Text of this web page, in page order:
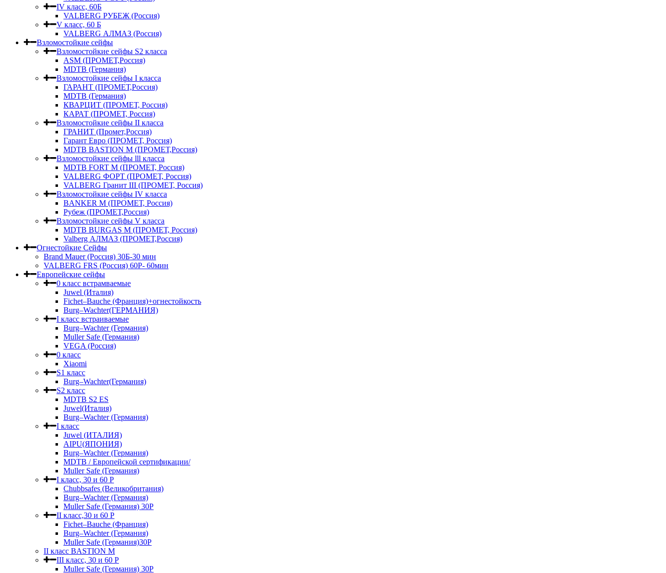
IV класс, 60Б
VALBERG РУБЕЖ (Россия)
V класс, 60 Б
VALBERG АЛМАЗ (Россия)
Взломостойкие сейфы
Взломостойкие сейфы S2 класса
ASM (ПРОМЕТ,Россия)
MDTB (Германия)
Взломостойкие сейфы I класса
ГАРАНТ (ПРОМЕТ,Россия)
MDTB (Германия)
КВАРЦИТ (ПРОМЕТ, Россия)
КАРАТ (ПРОМЕТ, Россия)
Взломостойкие сейфы II класса
ГРАНИТ (Промет,Россия)
Гарант Евро (ПРОМЕТ, Россия)
MDTB BASTION M (ПРОМЕТ,Россия)
Взломостойкие сейфы lll класса
MDTB FORT M (ПРОМЕТ, Россия)
VALBERG ФОРТ (ПРОМЕТ, Россия)
VALBERG Гранит III (ПРОМЕТ, Россия)
Взломостойкие сейфы IV класса
BANKER M (ПРОМЕТ, Россия)
Рубеж (ПРОМЕТ,Россия)
Взломостойкие сейфы V класса
MDTB BURGAS M (ПРОМЕТ, Россия)
Valberg АЛМАЗ (ПРОМЕТ,Россия)
Огнестойкие Сейфы
Brand Mauer (Россия) 30Б-30 мин
VALBERG FRS (Россия) 60Р- 60мин
Европейские сейфы
0 класс встрамваемые
Juwel (Италия)
Fichet–Bauche (Франция)+огнестойкость
Burg–Wachter(ГЕРМАНИЯ)
I класс встраиваемые
Burg–Wachter (Германия)
Muller Safe (Германия)
VEGA (Россия)
0 класс
Xiaomi
S1 класс
Burg–Wachter(Германия)
S2 класс
MDTB S2 ES
Juwel(Италия)
Burg–Wachter (Германия)
I класс
Juwel (ИТАЛИЯ)
AIPU(ЯПОНИЯ)
Burg–Wachter (Германия)
MDTB / Европейской сертификации/
Muller Safe (Германия)
I класс, 30 и 60 P
Chubbsafes (Великобритания)
Burg–Wachter (Германия)
Muller Safe (Германия) 30Р
II класс,30 и 60 P
Fichet–Bauche (Франция)
Burg–Wachter (Германия)
Muller Safe (Германия)30P
II класс BASTION M
III класс, 30 и 60 P
Muller Safe (Германия) 30Р